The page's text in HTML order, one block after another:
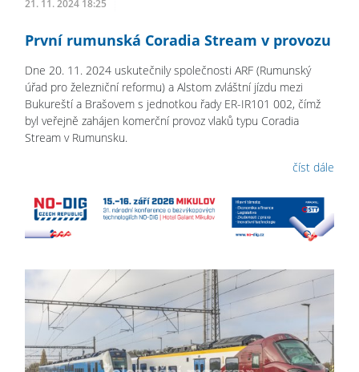
21. 11. 2024 18:25
První rumunská Coradia Stream v provozu
Dne 20. 11. 2024 uskutečnily společnosti ARF (Rumunský
úřad pro železniční reformu) a Alstom zvláštní jízdu mezi
Bukureští a Brašovem s jednotkou řady ER-IR101 002, čímž
byl veřejně zahájen komerční provoz vlaků typu Coradia
Stream v Rumunsku.
číst dále